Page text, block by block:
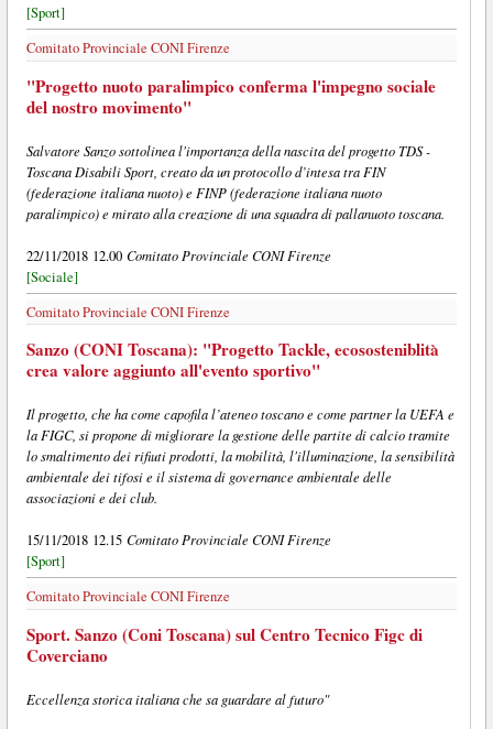
[Sport]
Comitato Provinciale CONI Firenze
"Progetto nuoto paralimpico conferma l'impegno sociale
del nostro movimento"
Salvatore Sanzo sottolinea l'importanza della nascita del progetto TDS -
Toscana Disabili Sport, creato da un protocollo d’intesa tra FIN
(federazione italiana nuoto) e FINP (federazione italiana nuoto
paralimpico) e mirato alla creazione di una squadra di pallanuoto toscana.
22/11/2018 12.00 Comitato Provinciale CONI Firenze
[Sociale]
Comitato Provinciale CONI Firenze
Sanzo (CONI Toscana): "Progetto Tackle, ecososteniblità
crea valore aggiunto all'evento sportivo"
Il progetto, che ha come capofila l’ateneo toscano e come partner la UEFA e
la FIGC, si propone di migliorare la gestione delle partite di calcio tramite
lo smaltimento dei rifiuti prodotti, la mobilità, l'illuminazione, la sensibilità
ambientale dei tifosi e il sistema di governance ambientale delle
associazioni e dei club.
15/11/2018 12.15 Comitato Provinciale CONI Firenze
[Sport]
Comitato Provinciale CONI Firenze
Sport. Sanzo (Coni Toscana) sul Centro Tecnico Figc di
Coverciano
Eccellenza storica italiana che sa guardare al futuro"